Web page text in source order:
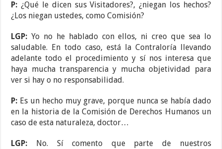
P:¿Qué le dicen sus Visitadores?, ¿niegan los hechos?
¿Los niegan ustedes, como Comisión?
LGP: Yo no he hablado con ellos, ni creo que sea lo
saludable. En todo caso, está la Contraloría llevando
adelante todo el procedimiento y sí nos interesa que
haya mucha transparencia y mucha objetividad para
ver si hay o no responsabilidad.
P: Es un hecho muy grave, porque nunca se había dado
en la historia de la Comisión de Derechos Humanos un
caso de esta naturaleza, doctor…
LGP:
No. Sí comento que parte de nuestros